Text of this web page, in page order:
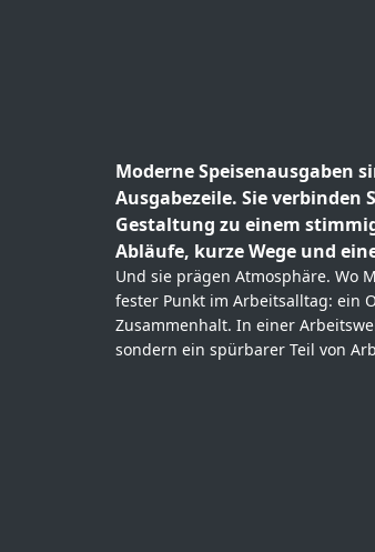
Moderne Speisenausgaben
Ausgabezeile. Sie
Gestaltung zu einem
Abläufe, kurze Wege und
Und sie prägen Atmosphäre. Wo
fester Punkt im Arbeitsalltag: ein
Zusammenhalt. In einer
sondern ein spürbarer Teil von